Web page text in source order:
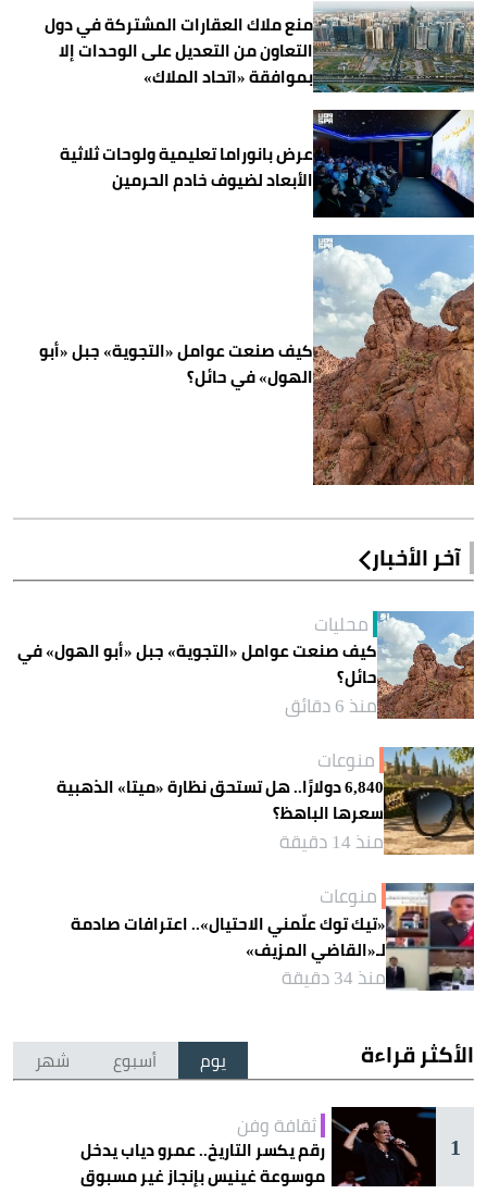
منع ملاك العقارات المشتركة في دول
التعاون من التعديل على الوحدات إلا
بموافقة «اتحاد الملاك»
عرض بانوراما تعليمية ولوحات ثلاثية
الأبعاد لضيوف خادم الحرمين
كيف صنعت عوامل «التجوية» جبل «أبو
الهول» في حائل؟
آخر الأخبار
محليات
كيف صنعت عوامل «التجوية» جبل «أبو الهول» في
حائل؟
منذ 6 دقائق
منوعات
6,840 دولارًا.. هل تستحق نظارة «ميتا» الذهبية
سعرها الباهظ؟
منذ 14 دقيقة
منوعات
«تيك توك علّمني الاحتيال».. اعترافات صادمة
لـ«القاضي المزيف»
منذ 34 دقيقة
الأكثر قراءة يوم أسبوع شهر
1
ثقافة وفن
رقم يكسر التاريخ.. عمرو دياب يدخل
موسوعة غينيس بإنجاز غير مسبوق